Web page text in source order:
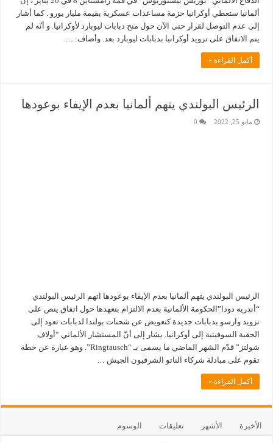
ألمانيا ستعطي أوكرانيا حزمة مساعدات عسكرية بقيمة مليار يورو . كما أشار
إلى عدم التوصل لقرار حتى الآن حول منح دبابات ليوبارد لأوكرانيا. و أنّه لم
يتم الاتفاق على تزويد أوكرانيا بدبابات ليوبارد بعد. وأضاف: …
أكمل القراءة »
الرئيس البولندي يتهم ألمانيا بعدم الإيفاء بوعودها
مايو 25, 2022 0
الرئيس البولندي يتهم ألمانيا بعدم الإيفاء بوعودها اتهم الرئيس البولندي
“أندريه دودا”الحكومة الألمانية بعدم الالتزام بتعهدها حول اتفاق ينص على
تزويد وارسو بدبابات جديدة كتعويض عن شحنات بولندا لدبابات تعود إلى
الحقبة السوفيتية إلى أوكرانيا. يشار إلى أنّ المستشار الألماني “أولاف
شولتز” قدّم الشهر الماضي ما يسمى بـ “Ringtausch”. وهو عبارة عن خطة
تقوم على مبادلة شركاء الناتو الشرقيون الجيش …
أكمل القراءة »
الأخيرة الأشهر تعليقات الوسوم